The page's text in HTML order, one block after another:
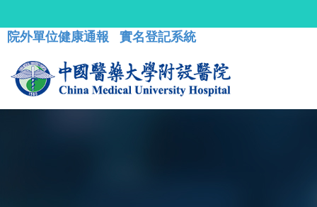
院外單位健康通報 實名登記系統